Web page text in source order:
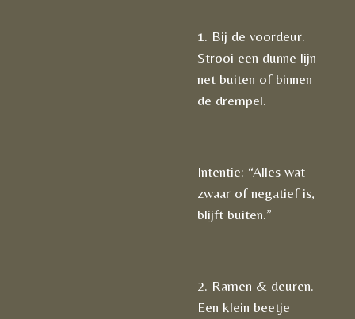
1. Bij de voordeur.
Strooi een dunne lijn
net buiten of binnen
de drempel.
Intentie: “Alles wat
zwaar of negatief is,
blijft buiten.”
2. Ramen & deuren.
Een klein beetje